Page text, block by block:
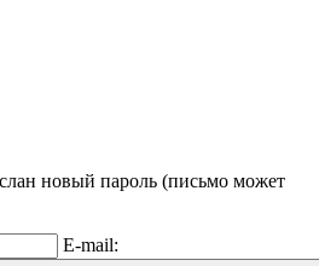
новый пароль (письмо может
E-mail: